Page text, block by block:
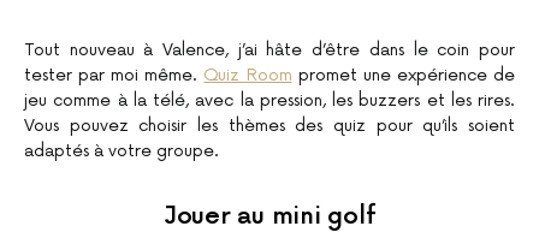
Tout nouveau à Valence, j’ai hâte d’être dans le coin pour
tester par moi même. Quiz Room promet une expérience de
jeu comme à la télé, avec la pression, les buzzers et les rires.
Vous pouvez choisir les thèmes des quiz pour qu’ils soient
adaptés à votre groupe.
Jouer au mini golf